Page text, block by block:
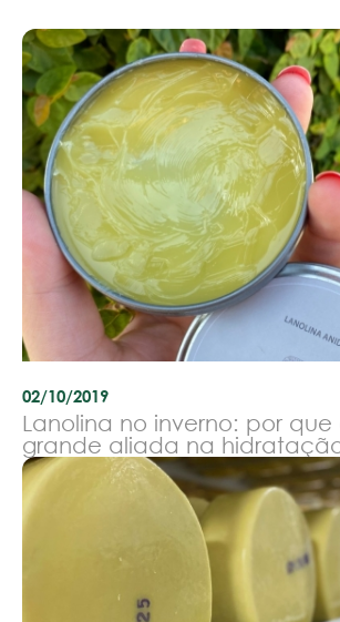
02/10/2019
Lanolina no inverno: por
grande aliada na